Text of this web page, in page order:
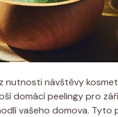
návštěvy
domácí peelingy pro
vašeho domova. Tyto